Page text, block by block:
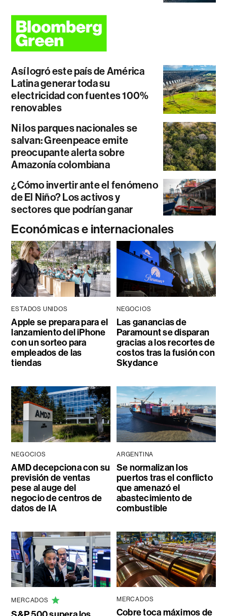
Así logró este país de América
Latina generar toda su
electricidad con fuentes 100%
renovables
Ni los parques nacionales se
salvan: Greenpeace emite
preocupante alerta sobre
Amazonía colombiana
¿Cómo invertir ante el fenómeno
de El Niño? Los activos y
sectores que podrían ganar
Económicas e internacionales
ESTADOS UNIDOS
Apple se prepara para el
lanzamiento del iPhone
con un sorteo para
empleados de las
tiendas
NEGOCIOS
Las ganancias de
Paramount se disparan
gracias a los recortes de
costos tras la fusión con
Skydance
NEGOCIOS
AMD decepciona con su
previsión de ventas
pese al auge del
negocio de centros de
datos de IA
ARGENTINA
Se normalizan los
puertos tras el conflicto
que amenazó el
abastecimiento de
combustible
MERCADOS MERCADOS
Cobre toca máximos de